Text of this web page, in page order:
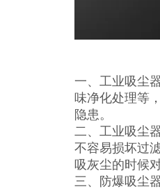
一、工业吸尘
味净化处理等
隐患。
二、工业吸尘
不容易损坏过
吸灰尘的时候
三、防爆吸尘